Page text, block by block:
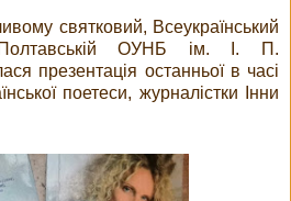
святковий, Всеукраїнський
ОУНБ ім. І. П.
презентація останньої в часі
поетеси, журналістки Інни